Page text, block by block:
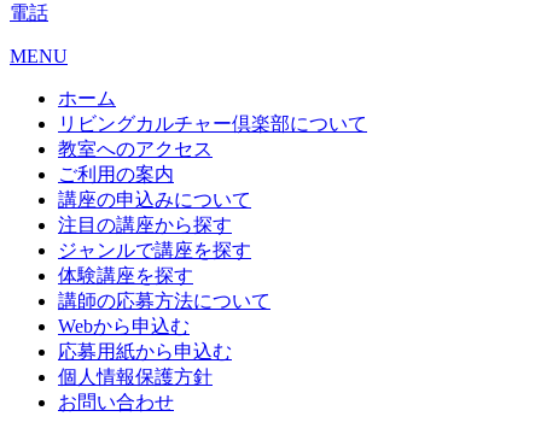
電話
MENU
ホーム
リビングカルチャー倶楽部について
教室へのアクセス
ご利用の案内
講座の申込みについて
注目の講座から探す
ジャンルで講座を探す
体験講座を探す
講師の応募方法について
Webから申込む
応募用紙から申込む
個人情報保護方針
お問い合わせ